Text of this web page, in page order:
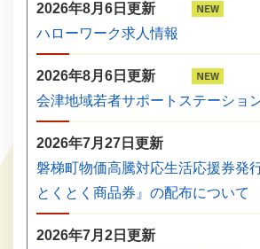
2026年8月6日更新
ハローワーク求人情報
2026年8月6日更新
会津地域若者サポートステーショ
2026年7月27日更新
磐梯町物価高騰対応生活応援券発
とくとく商品券』の配布について
2026年7月2日更新